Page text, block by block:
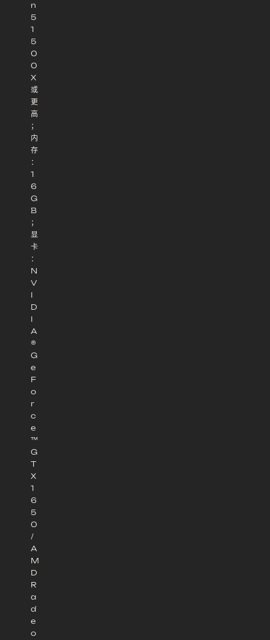
n
5
1
5
0
0
X
或
更
高
；
内
存
：
1
6
G
B
；
显
卡
：
N
V
I
D
I
A
®
G
e
F
o
r
c
e
™
G
T
X
1
6
5
0
/
A
M
D
R
a
d
e
o